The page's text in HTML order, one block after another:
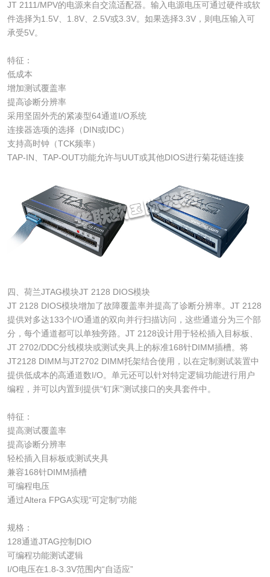
JT 2111/MPV的电源来自交流适配器。输入电源电压可通过硬件或软
件选择为1.5V、1.8V、2.5V或3.3V。如果选择3.3V，则电压输入可
承受5V。
特征：
低成本
增加测试覆盖率
提高诊断分辨率
采用坚固外壳的紧凑型64通道I/O系统
连接器选项的选择（DIN或IDC）
支持高时钟（TCK频率）
TAP-IN、TAP-OUT功能允许与UUT或其他DIOS进行菊花链连接
四、荷兰JTAG模块JT 2128 DIOS模块
JT 2128 DIOS模块增加了故障覆盖率并提高了诊断分辨率。JT 2128
提供对多达133个I/O通道的双向并行扫描访问，这些通道分为三个部
分，每个通道都可以单独旁路。JT 2128设计用于轻松插入目标板、
JT 2702/DDC分线模块或测试夹具上的标准168针DIMM插槽。将
JT2128 DIMM与JT2702 DIMM托架结合使用，以在定制测试装置中
提供低成本的高通道数I/O。单元还可以针对特定逻辑功能进行用户
编程，并可以内置到提供“钉床”测试接口的夹具套件中。
特征：
提高测试覆盖率
提高诊断分辨率
轻松插入目标板或测试夹具
兼容168针DIMM插槽
可编程电压
通过Altera FPGA实现“可定制”功能
规格：
128通道JTAG控制DIO
可编程功能测试逻辑
I/O电压在1.8-3.3V范围内“自适应”